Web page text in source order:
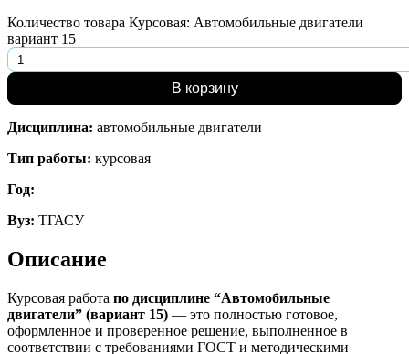
Количество товара Курсовая: Автомобильные двигатели
вариант 15
В корзину
Дисциплина: автомобильные двигатели
Тип работы: курсовая
Год:
Вуз: ТГАСУ
Описание
Курсовая работа по дисциплине “Автомобильные
двигатели” (вариант 15) — это полностью готовое,
оформленное и проверенное решение, выполненное в
соответствии с требованиями ГОСТ и методическими